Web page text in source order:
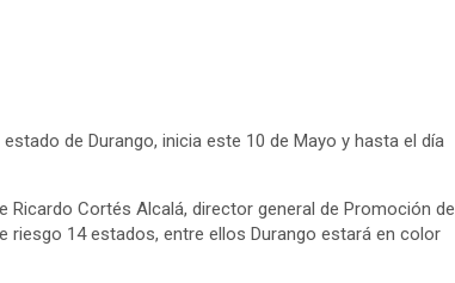
de Durango, inicia este 10 de Mayo y hasta el día
Cortés Alcalá, director general de Promoción de
riesgo 14 estados, entre ellos Durango estará en color